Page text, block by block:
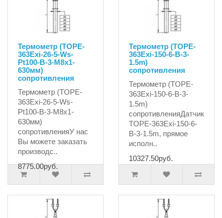
Термометр (TOPE-
363Exi-26-5-Ws-
Pt100-B-3-M8х1-
630мм)
сопротивления
Термометр (TOPE-
363Exi-26-5-Ws-
Pt100-B-3-M8х1-
630мм)
сопротивленияУ нас
Вы можете заказать
производс..
8775.00руб.
Термометр (TOPE-
363Exi-150-6-B-3-
1.5m)
сопротивления
Термометр (TOPE-
363Exi-150-6-B-3-
1.5m)
сопротивленияДатчик
TOPE-363Exi-150-6-
B-3-1.5m, прямое
исполн..
10327.50руб.